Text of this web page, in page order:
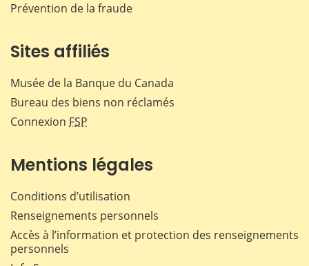
Prévention de la fraude
Sites affiliés
Musée de la Banque du Canada
Bureau des biens non réclamés
Connexion FSP
Mentions légales
Conditions d’utilisation
Renseignements personnels
Accès à l’information et protection des renseignements
personnels